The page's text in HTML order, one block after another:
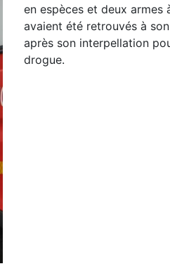
en espèces et deux armes
avaient été retrouvés à
après son interpellation
drogue.